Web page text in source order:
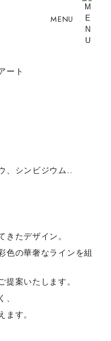
MENU
ート
、シンビジウム..
きたデザイン。
色の華奢なラインを組
提案いたします。
、
ます。